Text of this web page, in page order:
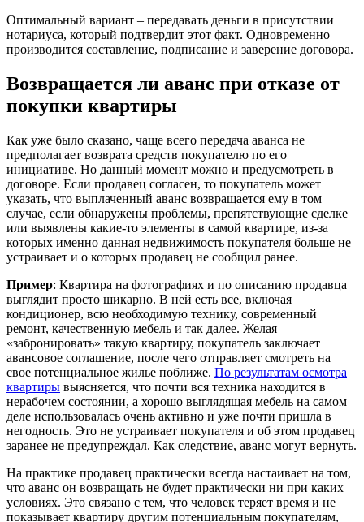
Оптимальный вариант – передавать деньги в присутствии
нотариуса, который подтвердит этот факт. Одновременно
производится составление, подписание и заверение договора.
Возвращается ли аванс при отказе от
покупки квартиры
Как уже было сказано, чаще всего передача аванса не
предполагает возврата средств покупателю по его
инициативе. Но данный момент можно и предусмотреть в
договоре. Если продавец согласен, то покупатель может
указать, что выплаченный аванс возвращается ему в том
случае, если обнаружены проблемы, препятствующие сделке
или выявлены какие-то элементы в самой квартире, из-за
которых именно данная недвижимость покупателя больше не
устраивает и о которых продавец не сообщил ранее.
Пример: Квартира на фотографиях и по описанию продавца
выглядит просто шикарно. В ней есть все, включая
кондиционер, всю необходимую технику, современный
ремонт, качественную мебель и так далее. Желая
«забронировать» такую квартиру, покупатель заключает
авансовое соглашение, после чего отправляет смотреть на
свое потенциальное жилье поближе. По результатам осмотра
квартиры выясняется, что почти вся техника находится в
нерабочем состоянии, а хорошо выглядящая мебель на самом
деле использовалась очень активно и уже почти пришла в
негодность. Это не устраивает покупателя и об этом продавец
заранее не предупреждал. Как следствие, аванс могут вернуть.
На практике продавец практически всегда настаивает на том,
что аванс он возвращать не будет практически ни при каких
условиях. Это связано с тем, что человек теряет время и не
показывает квартиру другим потенциальным покупателям,